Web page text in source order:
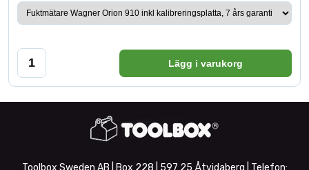
Lägg i varukorg
Toolbox Sweden AB | Box 228 | 597 25 Åtvidaberg | Telefon: